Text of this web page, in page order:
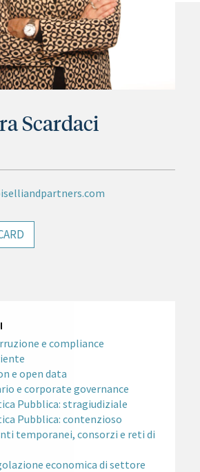
Scardaci
e compliance
e open data
e corporate governance
Pubblica: stragiudiziale
Pubblica: contenzioso
temporanei, consorzi e reti di
economica di settore